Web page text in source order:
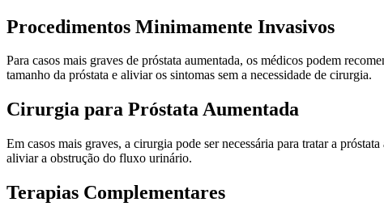
Procedimentos Minimamente Invasivos
Para casos mais graves de próstata aumentada, os médicos podem
tamanho da próstata e aliviar os sintomas sem a necessidade de cirurgia.
Cirurgia para Próstata Aumentada
Em casos mais graves, a cirurgia pode ser necessária para tratar a
aliviar a obstrução do fluxo urinário.
Terapias Complementares